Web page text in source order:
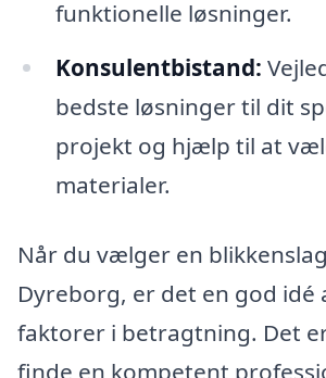
funktionelle løsninger.
Konsulentbistand:
bedste løsninger til dit
projekt og hjælp til at
materialer.
Når du vælger en
Dyreborg, er det en god idé
faktorer i betragtning. Det
finde en kompetent